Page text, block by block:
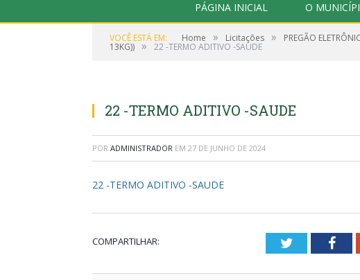
PÁGINA INICIAL O
VOCÊ ESTÁ EM: Home » Licitações » PREGÃO
13KG)) » 22 -TERMO ADITIVO -SAUDE
22 -TERMO ADITIVO -SAUDE
POR ADMINISTRADOR EM 27 DE JUNHO DE 2024
22 -TERMO ADITIVO -SAUDE
COMPARTILHAR: Twitter